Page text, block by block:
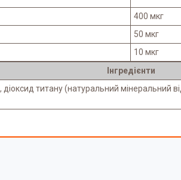
400 мкг
50 мкг
10 мкг
Інгредієнти
титану (натуральний мінеральний